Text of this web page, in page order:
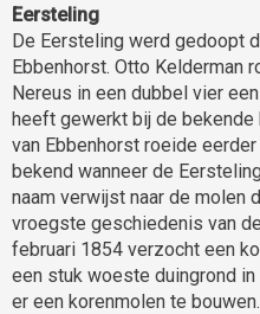
Eersteling
De Eersteling werd gedoopt
Ebbenhorst. Otto Kelderman
Nereus in een dubbel vier
heeft gewerkt bij de
van Ebbenhorst roeide
bekend wanneer de
naam verwijst naar de molen
vroegste geschiedenis van
februari 1854 verzocht een
een stuk woeste duingrond
er een korenmolen te